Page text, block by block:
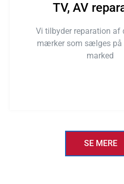
TV, AV
Vi tilbyder reparation af
mærker som sælges på
marked
SE MERE